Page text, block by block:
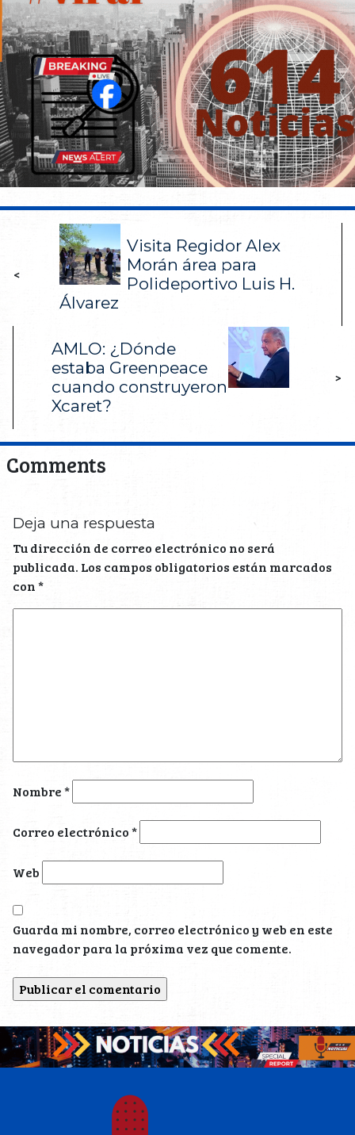
<
Visita Regidor Alex
Morán área para
Polideportivo Luis H.
Álvarez
AMLO: ¿Dónde
estaba Greenpeace
cuando construyeron
Xcaret?
>
Comments
Deja una respuesta
Tu dirección de correo electrónico no será
publicada. Los campos obligatorios están marcados
con*
Nombre*
Correo electrónico*
Web
Guarda mi nombre, correo electrónico y web en este
navegador para la próxima vez que comente.